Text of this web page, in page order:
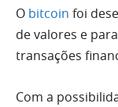
O bitcoin foi
de valores e
transações
Com a